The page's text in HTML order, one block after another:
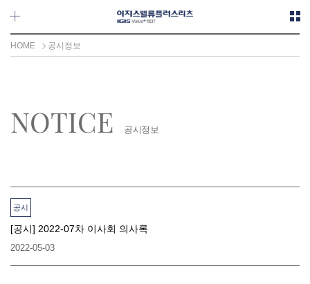
메뉴 바로가기 본문 바로가기
HOME 공시정보
NOTICE 공시정보
공시
[공시] 2022-07차 이사회 의사록
2022-05-03